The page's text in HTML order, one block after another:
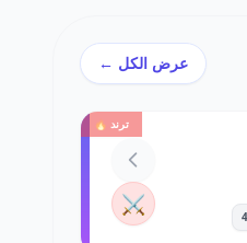
عرض الكل ←
ترند 🔥
⚔️